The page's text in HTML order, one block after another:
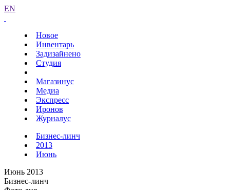
EN
Новое
Инвентарь
Задизайнено
Студия
Магазинус
Медиа
Экспресс
Иронов
Журналус
Бизнес-линч
2013
Июнь
Июнь 2013
Бизнес-линч